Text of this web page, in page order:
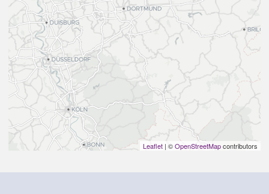
Leaflet | ©OpenStreetMapcontributors